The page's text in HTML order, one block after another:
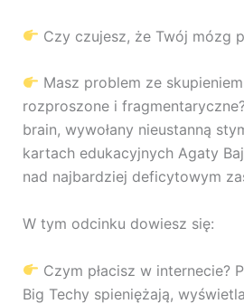
Czy czujesz, że Twój mózg
Masz problem ze
rozproszone i
brain, wywołany nieustanną
kartach edukacyjnych Agaty
nad najbardziej deficytowym
W tym odcinku dowiesz się:
Czym płacisz w internecie?
Big Techy spieniężają,